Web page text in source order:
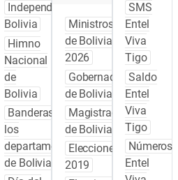
Independencia
Bolivia
Himno
Nacional
de
Bolivia
Banderas de
los
departamentos
de Bolivia
Ministros
de Bolivia
2026
Gobernadores
de Bolivia
Magistrados
de Bolivia
Elecciones
2019
SMS
Entel
Viva
Tigo
Saldo
Entel
Viva
Tigo
Números
Entel